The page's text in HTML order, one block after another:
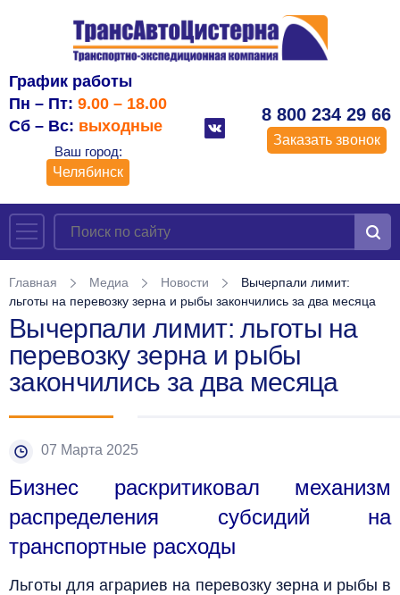
График работы
Пн – Пт: 9.00 – 18.00
Сб – Вс: выходные
Ваш город:
Челябинск
8 800 234 29 66
Заказать звонок
Главная Медиа Новости
Вычерпали лимит:
льготы на перевозку зерна и рыбы закончились за два месяца
Вычерпали лимит: льготы на
перевозку зерна и рыбы
закончились за два месяца
07 Марта 2025
Бизнес раскритиковал механизм
распределения субсидий на
транспортные расходы
Льготы для аграриев на перевозку зерна и рыбы в